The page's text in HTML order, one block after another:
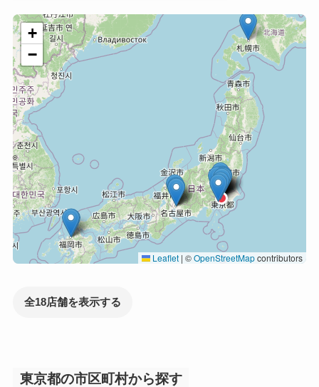
+
−
Leaflet | ©OpenStreetMapcontributors
全18店舗を表示する
東京都の市区町村から探す